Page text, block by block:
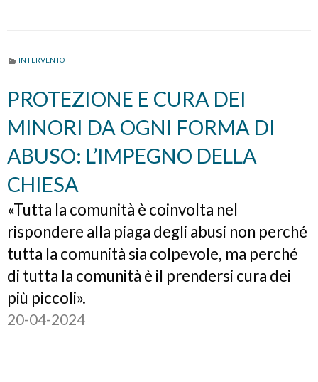
INTERVENTO
PROTEZIONE E CURA DEI
MINORI DA OGNI FORMA DI
ABUSO: L’IMPEGNO DELLA
CHIESA
«Tutta la comunità è coinvolta nel
rispondere alla piaga degli abusi non perché
tutta la comunità sia colpevole, ma perché
di tutta la comunità è il prendersi cura dei
più piccoli».
20-04-2024